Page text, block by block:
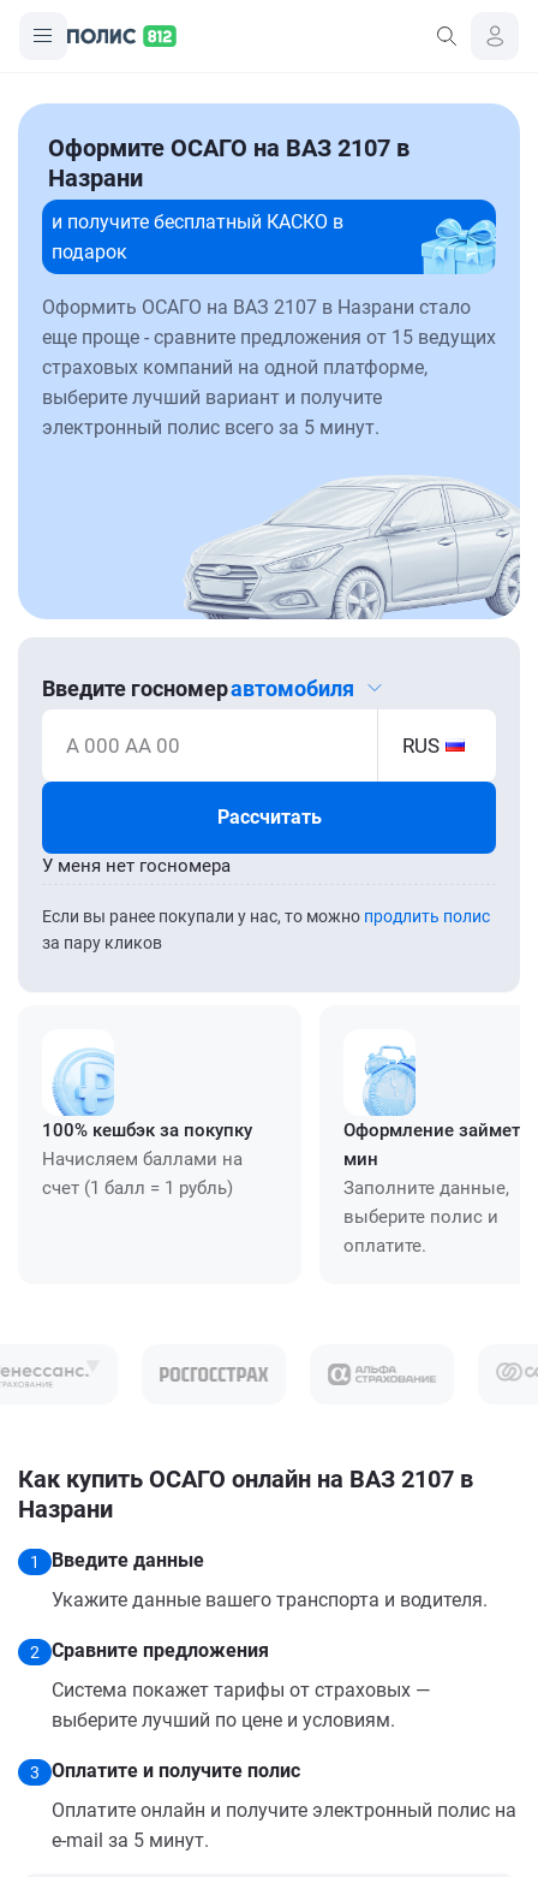
Оформите ОСАГО на ВАЗ 2107 в
Назрани
и получите бесплатный КАСКО в
подарок
Оформить ОСАГО на ВАЗ 2107 в Назрани стало
еще проще - сравните предложения от 15 ведущих
страховых компаний на одной платформе,
выберите лучший вариант и получите
электронный полис всего за 5 минут.
Введите госномеравтомобиля
А 000 АА 00 RUS
Рассчитать
Если вы ранее покупали у нас, то можно продлить полис
за пару кликов
У меня нет госномера
100% кешбэк за покупку
Начисляем баллами на
счет (1 балл = 1 рубль)
Оформление займет
мин
Заполните данные,
выберите полис и
оплатите.
Как купить ОСАГО онлайн на ВАЗ 2107 в
Назрани
1
Введите данные
Укажите данные вашего транспорта и водителя.
2
Сравните предложения
Система покажет тарифы от страховых —
выберите лучший по цене и условиям.
3
Оплатите и получите полис
Оплатите онлайн и получите электронный полис на
e-mail за 5 минут.